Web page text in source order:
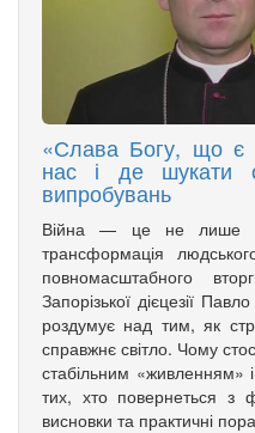
«Слава Богу, що є
нас і де шукати
випробувань
Війна — це не лише
трансформація
повномасштабного
Запорізької дієцезії
роздумує над тим, як
справжнє світло. Чому
стабільним «живленням»
тих, хто повернеться з
висновки та практичні